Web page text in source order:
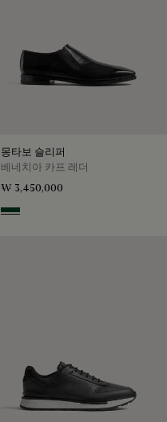
몽타보 슬리퍼
베네치아 카프 레더
₩ 3,450,000
Scarabee